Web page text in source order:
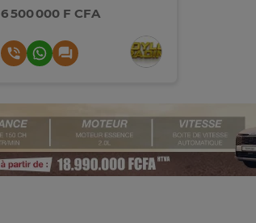
6 500 000 F CFA